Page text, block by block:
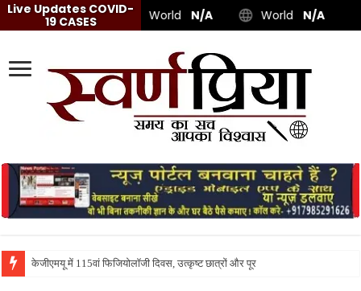
केजीएमयू में 115वां फिजियोलॉजी दिवस, उत्कृष्ट छात्रों और पूर्व शिक्षकों का सम्मान
Live Updates COVID-
19 CASES
World N/A World N/A